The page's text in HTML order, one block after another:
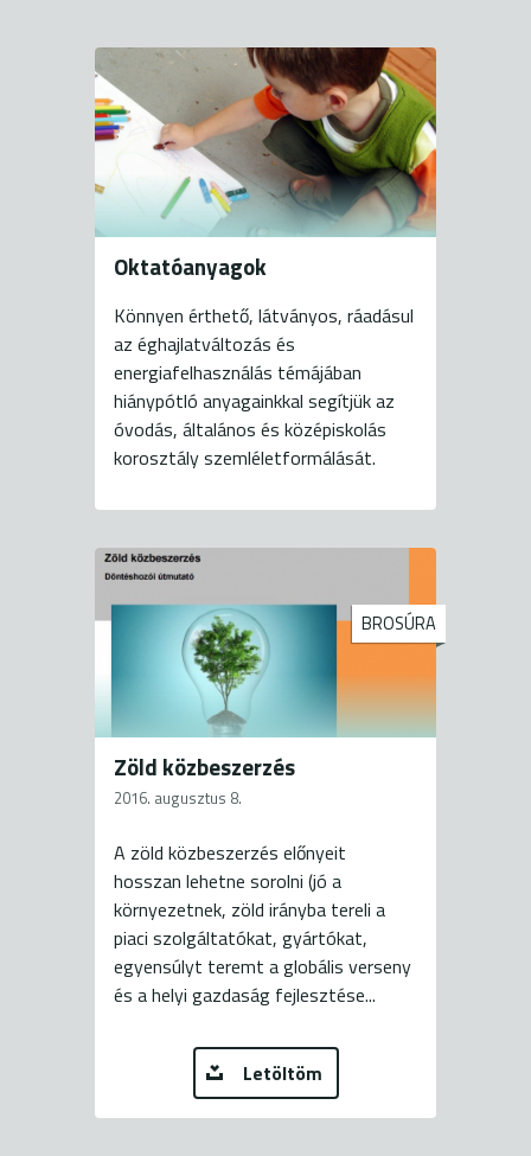
Oktatóanyagok
Könnyen érthető, látványos, ráadásul
az éghajlatváltozás és
energiafelhasználás témájában
hiánypótló anyagainkkal segítjük az
óvodás, általános és középiskolás
korosztály szemléletformálását.
BROSÚRA
Zöld közbeszerzés
2016. augusztus 8.
A zöld közbeszerzés előnyeit
hosszan lehetne sorolni (jó a
környezetnek, zöld irányba tereli a
piaci szolgáltatókat, gyártókat,
egyensúlyt teremt a globális verseny
és a helyi gazdaság fejlesztése...
Letöltöm